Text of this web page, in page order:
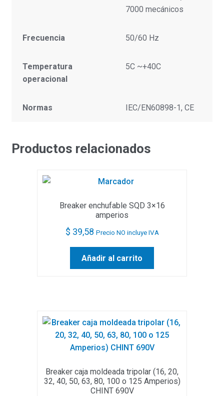
7000 mecánicos
Frecuencia 50/60 Hz
Temperatura
operacional
5C ~+40C
Normas IEC/EN60898-1, CE
Productos relacionados
Breaker enchufable SQD 3×16
amperios
$ 39,58 Precio NO incluye IVA
Añadir al carrito
Breaker caja moldeada tripolar (16, 20,
32, 40, 50, 63, 80, 100 o 125 Amperios)
CHINT 690V